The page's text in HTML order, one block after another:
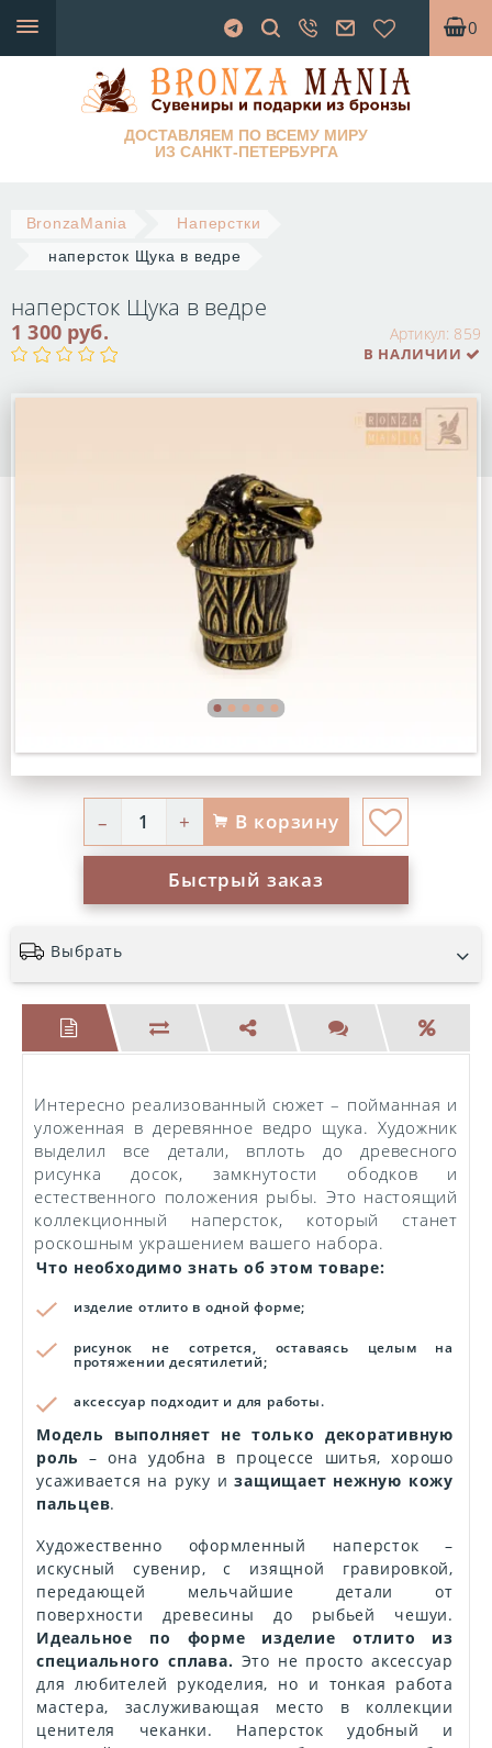
0
ДОСТАВЛЯЕМ ПО ВСЕМУ МИРУ
ИЗ САНКТ-ПЕТЕРБУРГА
BronzaMania
Наперстки
наперсток Щука в ведре
наперсток Щука в ведре
Артикул: 859
1 300 руб.
В НАЛИЧИИ
– + В корзину
Быстрый заказ
Выбрать
Интересно реализованный сюжет – пойманная и
уложенная в деревянное ведро щука. Художник
выделил все детали, вплоть до древесного
рисунка досок, замкнутости ободков и
естественного положения рыбы. Это настоящий
коллекционный наперсток, который станет
роскошным украшением вашего набора.
Что необходимо знать об этом товаре:
изделие отлито в одной форме;
рисунок не сотрется, оставаясь целым на
протяжении десятилетий;
аксессуар подходит и для работы.
Модель выполняет не только декоративную
роль
– она удобна в процессе шитья, хорошо
усаживается на руку изащищает нежную кожу
пальцев.
Художественно оформленный наперсток –
искусный сувенир, с изящной гравировкой,
передающей мельчайшие детали от
поверхности древесины до рыбьей чешуи.
Идеальное по форме изделие отлито из
специального сплава. Это не просто аксессуар
для любителей рукоделия, но и тонкая работа
мастера, заслуживающая место в коллекции
ценителя чеканки. Наперсток удобный и